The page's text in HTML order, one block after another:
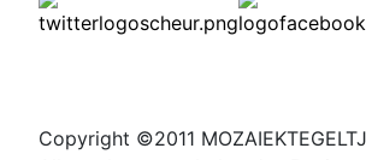
Copyright ©2011